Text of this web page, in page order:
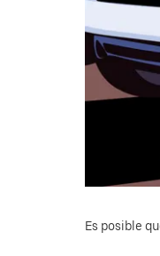
Es posible